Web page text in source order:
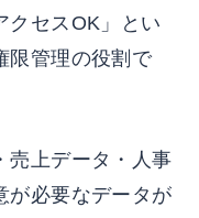
クセスOK」とい
限管理の役割で
売上データ・人事
が必要なデータが